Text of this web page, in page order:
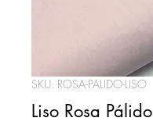
SKU: ROSA-PALIDO-LISO
Liso Rosa Pálido